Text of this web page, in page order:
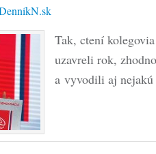
Tak, ctení
uzavreli rok,
a vyvodili aj